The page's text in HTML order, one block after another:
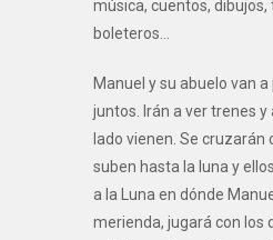
música, cuentos, dibujos,
boleteros…
Manuel y su abuelo van
juntos. Irán a ver trenes y
lado vienen. Se cruzarán
suben hasta la luna y
a la Luna en dónde
merienda, jugará con los